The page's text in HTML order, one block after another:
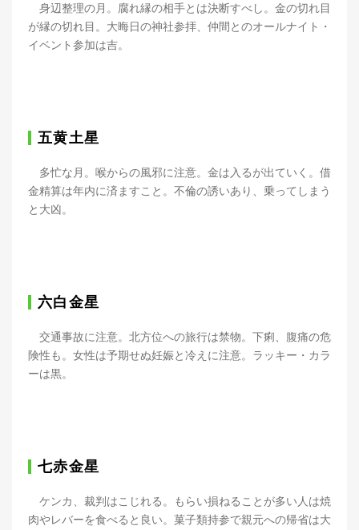
身辺整理の月。腐れ縁の相手とは決断すべし。金の切れ目
が縁の切れ目。大晦日の神社参拝、仲間とのオールナイト・
イベント参加は吉。
五黄土星
多忙な月。喉からの風邪に注意。金は入るが出ていく。借
金精算は年内に済ますこと。不倫の誘いあり、乗ってしまう
と大凶。
六白金星
交通事故に注意。北方位への旅行は禁物。下痢、腹痛の危
険性も。女性は予期せぬ妊娠と冷えに注意。ラッキー・カラ
ーは黒。
七赤金星
ケンカ、裁判はこじれる。もらい損ねることが多い人は焼
肉やレバーを食べると良い。菓子類持参で親元への帰省は大